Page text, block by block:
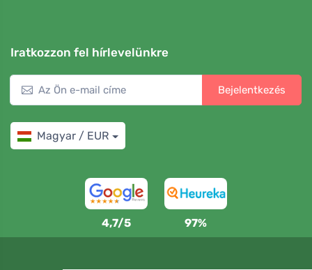
Iratkozzon fel hírlevelünkre
Bejelentkezés
Magyar / EUR
4,7/5 97%